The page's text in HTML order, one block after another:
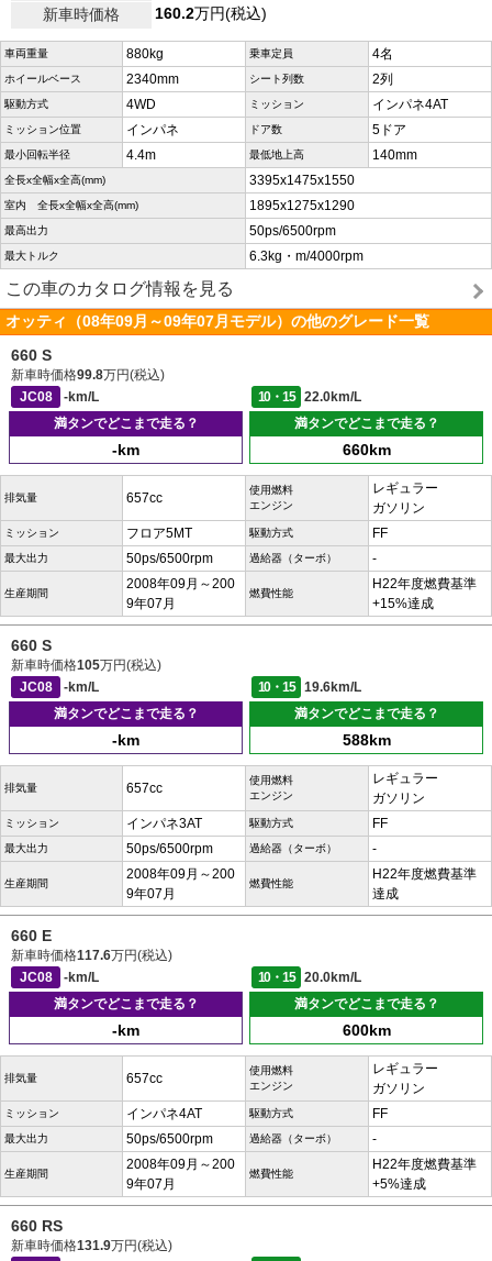
新車時価格
160.2万円(税込)
車両重量 880kg 乗車定員 4名
ホイールベース 2340mm シート列数 2列
駆動方式 4WD ミッション インパネ4AT
ミッション位置 インパネ ドア数 5ドア
最小回転半径 4.4m 最低地上高 140mm
全長x全幅x全高(mm) 3395x1475x1550
室内 全長x全幅x全高(mm) 1895x1275x1290
最高出力 50ps/6500rpm
最大トルク 6.3kg・m/4000rpm
この車のカタログ情報を見る
オッティ（08年09月～09年07月モデル）の他のグレード一覧
660 S
新車時価格99.8万円(税込)
JC08
-km/L 10・15
22.0km/L
満タンでどこまで走る？
-km
満タンでどこまで走る？
660km
排気量 657cc
使用燃料
エンジン
レギュラー
ガソリン
ミッション フロア5MT 駆動方式 FF
最大出力 50ps/6500rpm 過給器（ターボ） -
生産期間
2008年09月～200
9年07月
燃費性能
H22年度燃費基準
+15%達成
660 S
新車時価格105万円(税込)
JC08
-km/L 10・15
19.6km/L
満タンでどこまで走る？
-km
満タンでどこまで走る？
588km
排気量 657cc
使用燃料
エンジン
レギュラー
ガソリン
ミッション インパネ3AT 駆動方式 FF
最大出力 50ps/6500rpm 過給器（ターボ） -
生産期間
2008年09月～200
9年07月
燃費性能
H22年度燃費基準
達成
660 E
新車時価格117.6万円(税込)
JC08
-km/L 10・15
20.0km/L
満タンでどこまで走る？
-km
満タンでどこまで走る？
600km
排気量 657cc
使用燃料
エンジン
レギュラー
ガソリン
ミッション インパネ4AT 駆動方式 FF
最大出力 50ps/6500rpm 過給器（ターボ） -
生産期間
2008年09月～200
9年07月
燃費性能
H22年度燃費基準
+5%達成
660 RS
新車時価格131.9万円(税込)